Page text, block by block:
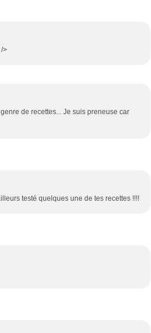
>
de recettes... Je suis preneuse car
testé quelques une de tes recettes !!!!